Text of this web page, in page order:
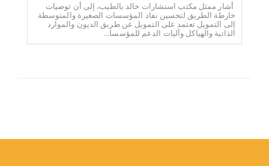
أشار ممثل مكتب استشارات خالد بالطيب، إلى أن توصيات
خارطة الطريق لتحسين نفاذ المؤسسات الصغيرة والمتوسطة
إلى التمويل تعتمد على التمويل عن طريق الديون والموارد
الذاتية والهياكل وآليات الدعم للمؤسسا...